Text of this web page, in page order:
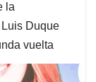
la
Duque
vuelta